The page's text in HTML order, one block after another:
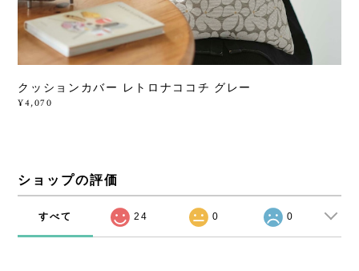
クッションカバー レトロナココチ グレー
¥4,070
ショップの評価
すべて 24 0 0